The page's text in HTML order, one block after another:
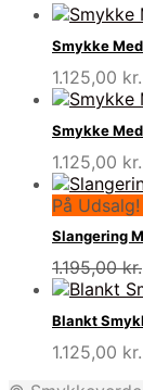
Smykke
1.125,00 kr.
Smykke
1.125,00 kr.
På
Slangering
1.195,00kr.
Blankt
1.125,00 kr.